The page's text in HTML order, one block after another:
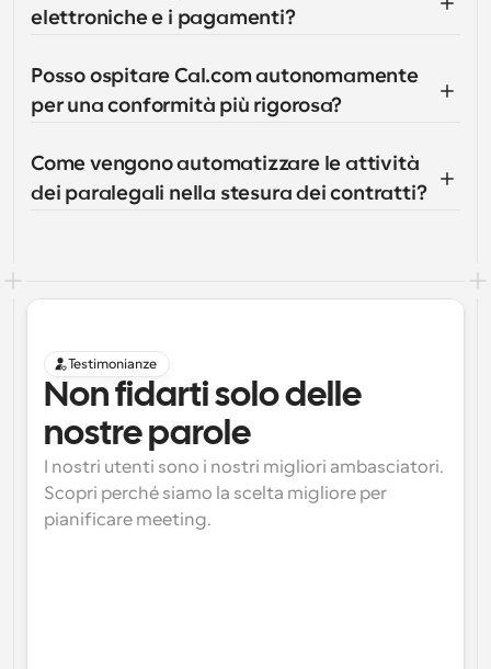
elettroniche e i pagamenti?
Posso ospitare Cal.com autonomamente
per una conformità più rigorosa?
Come vengono automatizzare le attività
dei paralegali nella stesura dei contratti?
Testimonianze
Non fidarti solo delle
nostre parole
I nostri utenti sono i nostri migliori ambasciatori.
Scopri perché siamo la scelta migliore per
pianificare meeting.